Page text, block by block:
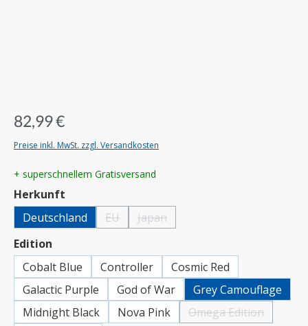
82,99 €
Preise inkl. MwSt. zzgl. Versandkosten
+ superschnellem Gratisversand
Herkunft
Deutschland
EU(Diese Option ist zurzeit nicht verfügbar.)
Japan(Diese Option ist zurzeit nicht
Edition
Cobalt Blue
Controller
Cosmic Red
Galactic Purple
God of War
Grey Camouflage
Midnight Black
Nova Pink Omega Edition
(Diese Option ist